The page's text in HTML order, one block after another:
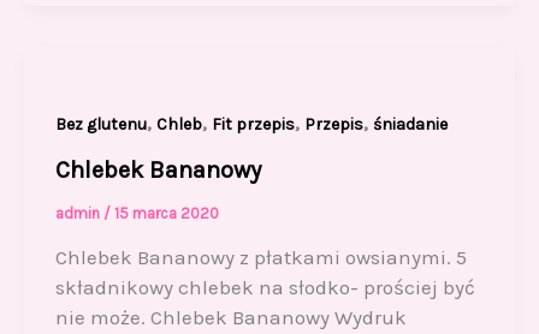
o
o
k
o
n
Bez glutenu, Chleb, Fit przepis, Przepis, śniadanie
Chlebek Bananowy
admin / 15 marca 2020
Chlebek Bananowy z płatkami owsianymi. 5
składnikowy chlebek na słodko- prościej być
nie może. Chlebek Bananowy Wydruk